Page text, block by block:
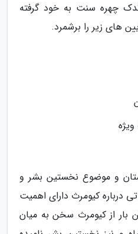
چهره سنت به خود گرفته
های زیر را برشمرد.
و موضوع نخستین بشر و
درباره کیومرث دارای اهمیت
بار از کیومرث سخن به میان